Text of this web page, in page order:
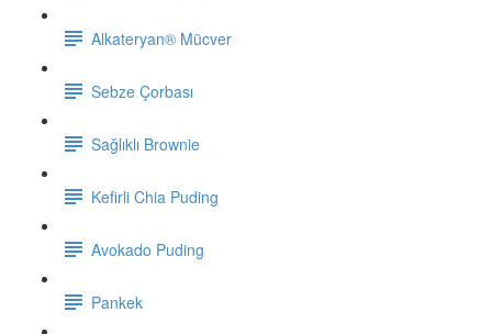
Alkateryan® Mücver
Sebze Çorbası
Sağlıklı Brownie
Kefirli Chia Puding
Avokado Puding
Pankek